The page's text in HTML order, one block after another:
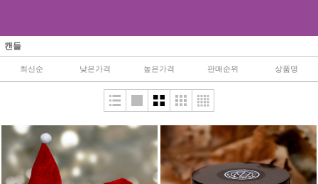
캔들
최신순 낮은가격 높은가격 판매순위 상품명